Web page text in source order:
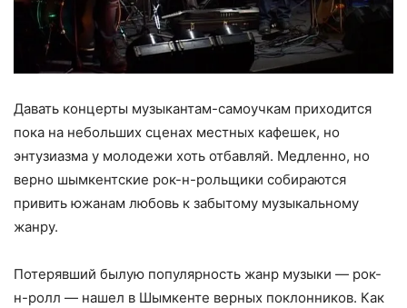
Давать концерты музыкантам-самоучкам приходится
пока на небольших сценах местных кафешек, но
энтузиазма у молодежи хоть отбавляй. Медленно, но
верно шымкентские рок-н-рольщики собираются
привить южанам любовь к забытому музыкальному
жанру.
Потерявший былую популярность жанр музыки — рок-
н-ролл — нашел в Шымкенте верных поклонников. Как